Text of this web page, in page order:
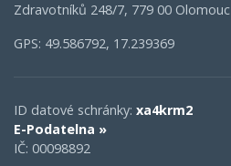
Zdravotníků 248/7, 779 00 Olomouc
GPS: 49.586792, 17.239369
ID datové schránky: xa4krm2
E-Podatelna »
IČ: 00098892